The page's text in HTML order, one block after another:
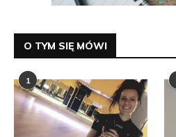
O TYM SIĘ MÓWI
1